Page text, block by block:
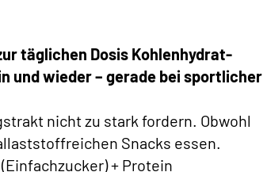
täglichen Dosis Kohlenhydrat-
und wieder – gerade bei sportlicher
nicht zu stark fordern. Obwohl
Snacks essen.
+ Protein